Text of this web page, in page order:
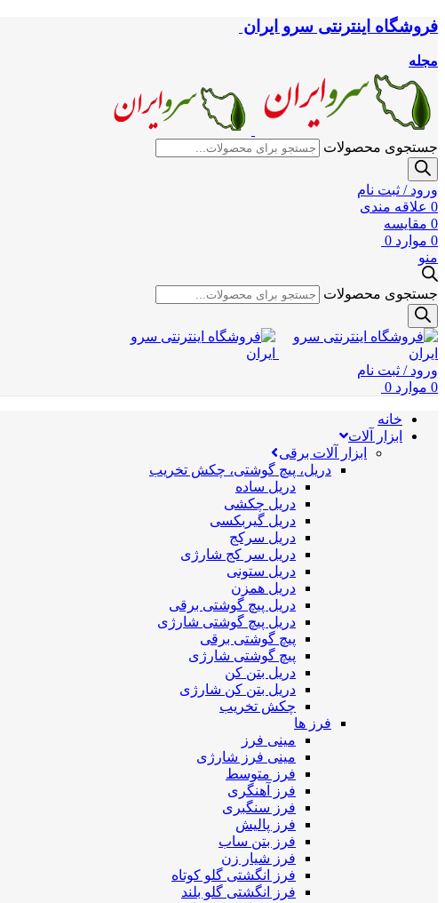
فروشگاه اینترنتی سرو ایران
مجله
جستجوی محصولات
ورود / ثبت نام
0 علاقه مندی
0 مقایسه
0 موارد 0
منو
جستجوی محصولات
ورود / ثبت نام
0 موارد 0
خانه
ابزار آلات
ابزار آلات برقی
دریل، پیچ گوشتی، چکش تخریب
دریل ساده
دریل چکشی
دریل گیربکسی
دریل سرکج
دریل سر کج شارژی
دریل ستونی
دریل همزن
دریل پیچ گوشتی برقی
دریل پیچ گوشتی شارژی
پیچ گوشتی برقی
پیچ گوشتی شارژی
دریل بتن کن
دریل بتن کن شارژی
چکش تخریب
فرز ها
مینی فرز
مینی فرز شارژی
فرز متوسط
فرز آهنگری
فرز سنگبری
فرز پالیش
فرز بتن ساب
فرز شیار زن
فرز انگشتی گلو کوتاه
فرز انگشتی گلو بلند